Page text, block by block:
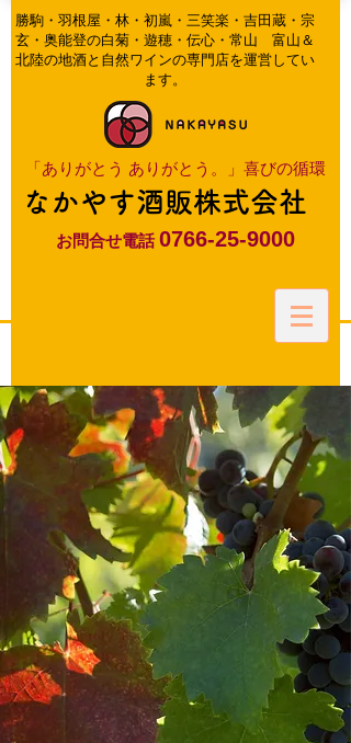
​勝駒・羽根屋・林・初嵐・三笑楽・吉田蔵・宗
玄・奥能登の白菊・遊穂・伝心・常山 富山＆
北陸の地酒と自然ワインの専門店を運営してい
ます。
​「ありがとう ありがとう。」喜びの循環
なかやす酒販株式会社
お問合せ電話 0766-25-9000